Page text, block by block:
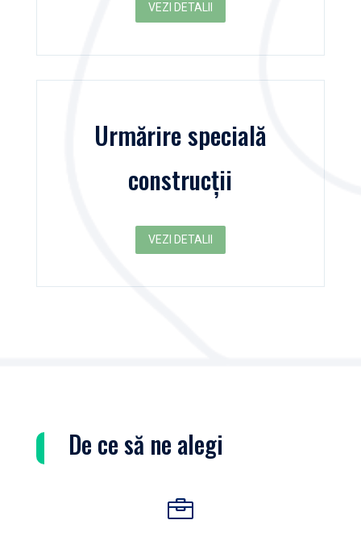
VEZI DETALII
Urmărire specială
construcții
VEZI DETALII
De ce să ne alegi
